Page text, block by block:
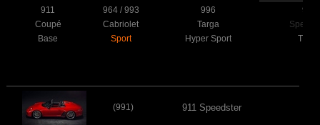
911 964 /993 996
997
Coupé
Cabriolet Targa
Base
Sport Hyper Sport
(991) 911 Speedster